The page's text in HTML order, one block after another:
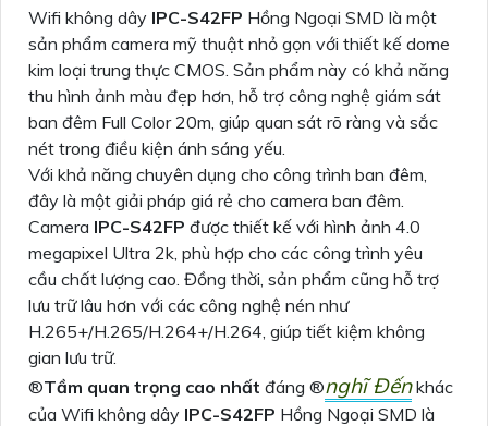
Wifi không dây IPC-S42FP Hồng Ngoại SMD là một
sản phẩm camera mỹ thuật nhỏ gọn với thiết kế dome
kim loại trung thực CMOS. Sản phẩm này có khả năng
thu hình ảnh màu đẹp hơn, hỗ trợ công nghệ giám sát
ban đêm Full Color 20m, giúp quan sát rõ ràng và sắc
nét trong điều kiện ánh sáng yếu.
Với khả năng chuyên dụng cho công trình ban đêm,
đây là một giải pháp giá rẻ cho camera ban đêm.
Camera IPC-S42FP được thiết kế với hình ảnh 4.0
megapixel Ultra 2k, phù hợp cho các công trình yêu
cầu chất lượng cao. Đồng thời, sản phẩm cũng hỗ trợ
lưu trữ lâu hơn với các công nghệ nén như
H.265+/H.265/H.264+/H.264, giúp tiết kiệm không
gian lưu trữ.
®️Tầm quan trọng cao nhất đáng ®️nghĩ Đếnkhác
của Wifi không dây IPC-S42FP Hồng Ngoại SMD là